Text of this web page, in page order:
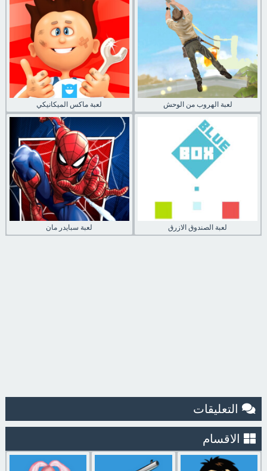
لعبة ماكس الميكانيكي لعبة الهروب من الوحش
لعبة سبايدر مان لعبة الصندوق الازرق
التعليقات
الاقسام